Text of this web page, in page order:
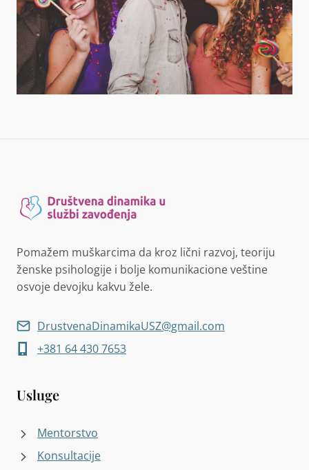
Pomažem muškarcima da kroz lični razvoj, teoriju
ženske psihologije i bolje komunikacione veštine
osvoje devojku kakvu žele.
DrustvenaDinamikaUSZ@gmail.com
+381 64 430 7653
Usluge
Mentorstvo
Konsultacije